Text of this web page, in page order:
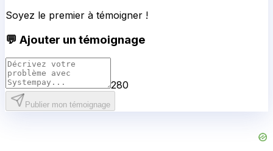
Soyez le premier à témoigner !
💬 Ajouter un témoignage
280
Publier mon témoignage